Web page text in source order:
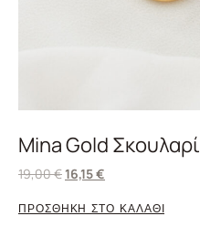
Mina Gold
19,00€ 16,15€
ΠΡΟΣΘΗΚΗ ΣΤΟ ΚΑΛΑΘΙ